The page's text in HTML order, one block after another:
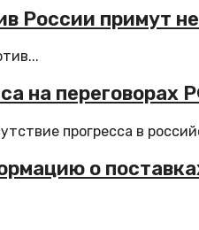
России примут
на переговорах
прогресса в
о